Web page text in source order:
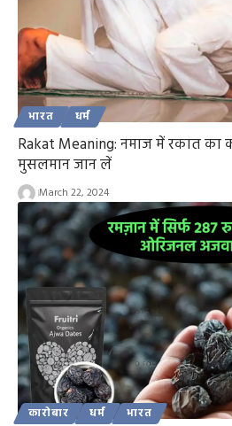
भारत धर्म
Rakat Meaning: नमाज में रकात का
मुसलमान जान लें
March 22, 2024
कारोबार धर्म भारत